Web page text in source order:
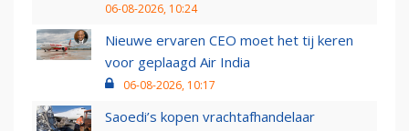
06-08-2026, 10:24
Nieuwe ervaren CEO moet het tij keren
voor geplaagd Air India
06-08-2026, 10:17
Saoedi’s kopen vrachtafhandelaar